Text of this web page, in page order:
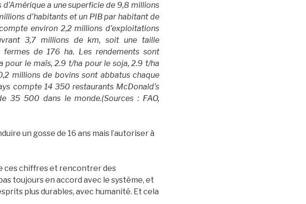
d’Amérique a une superficie de 9,8 millions
d’habitants et un PIB par habitant de
environ 2,2 millions d’exploitations
3,7 millions de km, soit une taille
fermes de 176 ha. Les rendements sont
pour le maïs, 2.9 t/ha pour le soja, 2.9 t/ha
millions de bovins sont abbatus chaque
compte 14 350 restaurants McDonald’s
35 500 dans le monde.(Sources : FAO,
un gosse de 16 ans mais l’autoriser à
ces chiffres et rencontrer des
toujours en accord avec le système, et
plus durables, avec humanité. Et cela